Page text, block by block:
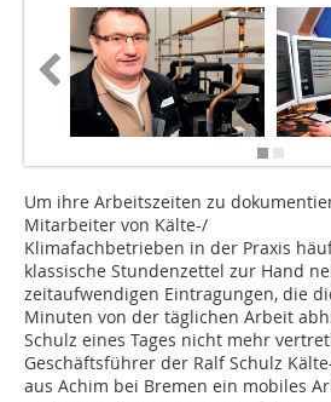
Um ihre Arbeitszeiten zu
Mitarbeiter von Kälte-/
Klimafachbetrieben in der Praxis
klassische Stundenzettel zur Hand
zeitaufwendigen Eintragungen, die
Minuten von der täglichen Arbeit
Schulz eines Tages nicht mehr
Geschäftsführer der Ralf Schulz
aus Achim bei Bremen ein mobiles